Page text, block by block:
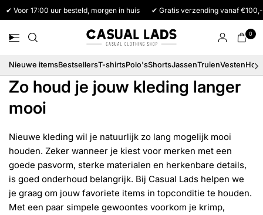
✔ Voor 17:00 uur besteld, morgen in huis ✔ Gratis verzending vanaf €100,-
0
Nieuwe itemsBestsellersT-shirtsPolo'sShortsJassenTruienVesten
Zo houd je jouw kleding langer
mooi
Nieuwe kleding wil je natuurlijk zo lang mogelijk mooi
houden. Zeker wanneer je kiest voor merken met een
goede pasvorm, sterke materialen en herkenbare details,
is goed onderhoud belangrijk. Bij Casual Lads helpen we
je graag om jouw favoriete items in topconditie te houden.
Met een paar simpele gewoontes voorkom je krimp,